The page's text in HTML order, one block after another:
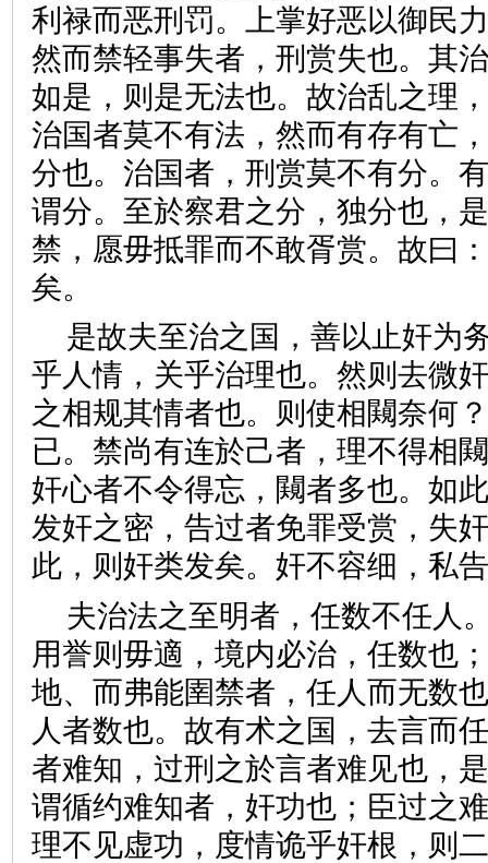
利禄而恶刑罚。上掌好恶以御民
然而禁轻事失者，刑赏失也。其
如是，则是无法也。故治乱之理
治国者莫不有法，然而有存有亡
分也。治国者，刑赏莫不有分。
谓分。至於察君之分，独分也，
禁，愿毋抵罪而不敢胥赏。故曰
矣。
是故夫至治之国，善以止奸为
乎人情，关乎治理也。然则去微
之相规其情者也。则使相闚奈何
已。禁尚有连於己者，理不得相
奸心者不令得忘，闚者多也。如
发奸之密，告过者免罪受赏，失
此，则奸类发矣。奸不容细，
夫治法之至明者，任数不任人
用誉则毋適，境内必治，任数也
地、而弗能圉禁者，任人而无数
人者数也。故有术之国，去言而
者难知，过刑之於言者难见也，
谓循约难知者，奸功也；臣过之
理不见虚功，度情诡乎奸根，则